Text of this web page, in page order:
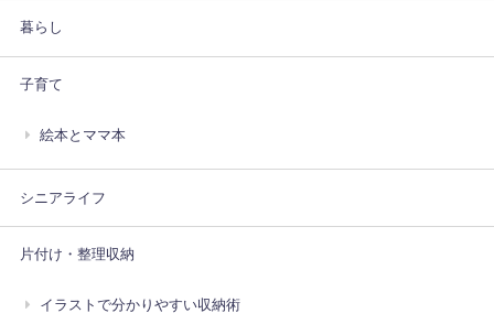
暮らし
子育て
絵本とママ本
シニアライフ
片付け・整理収納
イラストで分かりやすい収納術